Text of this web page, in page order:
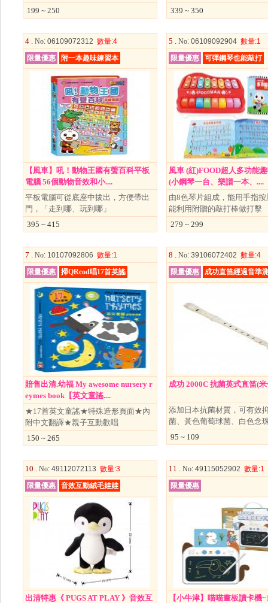
199 ~ 250
339 ~ 350
4 . No: 06109072312 數量:4
限量優惠
附一本趣味練習本
【風車】吼！動物王國有聲百科平板
電腦 56個動物音效和小....
平板電腦可從底座中拔出，方便帶出
門，「走到哪、玩到哪」
395 ~ 415
5 . No: 06109092904 數量:1
限量優惠
可彈鋼琴也能敲打
風車 (紅)FOOD超人多功能
(小鋼琴一台、樂譜一本、....
由8色琴片組成，能用手指
能利用附贈的敲打棒做打擊
279 ~ 299
7 . No: 10107092806 數量:1
限量優惠
掃QRcod唱17首英謠
賠售出清.幼福 My awesome nursery r
eymes book【英文童謠....
★17首英文童謠★特殊造形頁面★內
附中文翻譯★親子互動歡唱
150 ~ 265
8 . No: 39106072402 數量:4
限量優惠
成功直笛經過音準
成功 2000C 抗菌英式直笛(
添加日本抗菌材質，可有效
菌、黃色葡萄球菌、白色念
95 ~ 109
10 . No: 49112072113 數量:3
限量優惠
音效互動絨毛娃娃
出清特惠《 PUGS AT PLAY 》音效互
11 . No: 49115052902 數量:1
限量優惠
【小牛津】喵喵畫板讀卡機